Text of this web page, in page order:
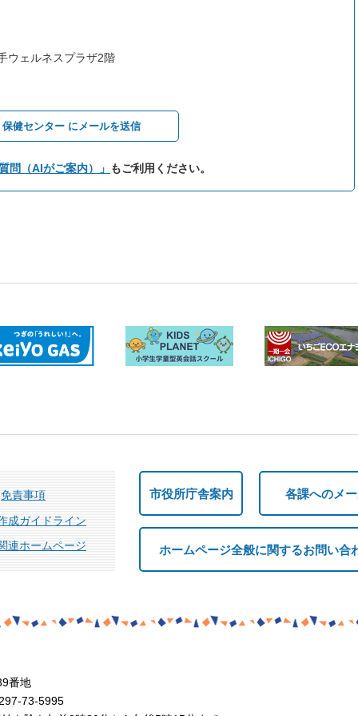
ウェルネスプラザ2階
保健センター にメールを送信
問（AIがご案内）」 もご利用ください。
免責事項
成ガイドライン
連ホームページ
市役所庁舎案内 各課へのメ
ホームページ全般に関するお問い合
番地
73-5995